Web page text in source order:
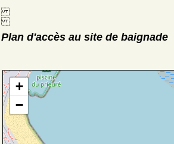
Plan d'accès au site de baignade
+
−